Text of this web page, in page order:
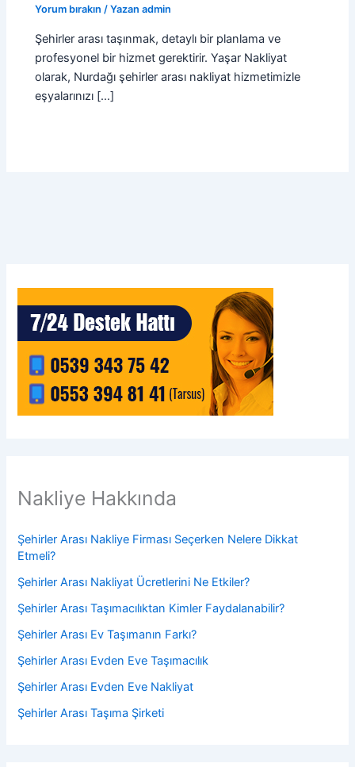
Yorum bırakın / Yazan admin
Şehirler arası taşınmak, detaylı bir planlama ve
profesyonel bir hizmet gerektirir. Yaşar Nakliyat
olarak, Nurdağı şehirler arası nakliyat hizmetimizle
eşyalarınızı […]
Nakliye Hakkında
Şehirler Arası Nakliye Firması Seçerken Nelere Dikkat
Etmeli?
Şehirler Arası Nakliyat Ücretlerini Ne Etkiler?
Şehirler Arası Taşımacılıktan Kimler Faydalanabilir?
Şehirler Arası Ev Taşımanın Farkı?
Şehirler Arası Evden Eve Taşımacılık
Şehirler Arası Evden Eve Nakliyat
Şehirler Arası Taşıma Şirketi